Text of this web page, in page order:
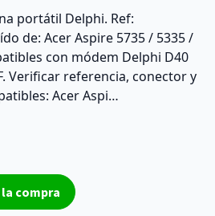
portátil Delphi. Ref:
de: Acer Aspire 5735 / 5335 /
con módem Delphi D40
Verificar referencia, conector y
Acer Aspi…
compra